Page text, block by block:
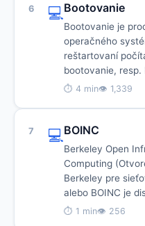
6 💻Bootovanie
Bootovanie je
operačného
reštartovaní
bootovanie,
⏱ 4 min👁 1,339
7 💻BOINC
Berkeley Open
Computing
Berkeley pre
alebo BOINC je
⏱ 1 min👁 256